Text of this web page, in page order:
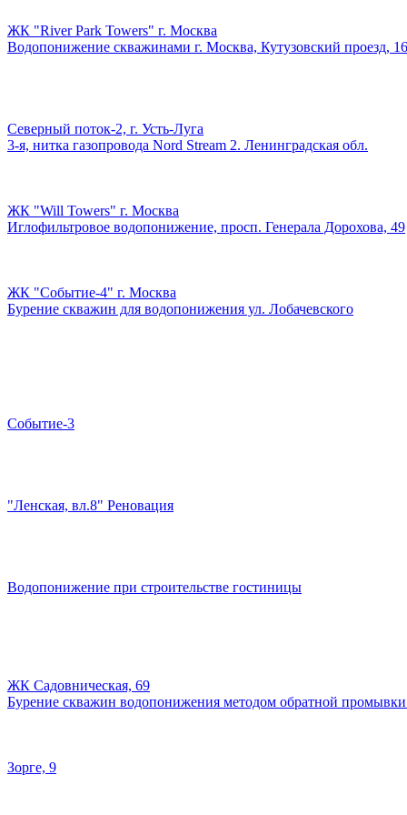
ЖК "River Park Towers" г. Москва
Водопонижение скважинами г. Москва, Кутузовский проезд, 16
Северный поток-2, г. Усть-Луга
3-я, нитка газопровода Nord Stream 2. Ленинградская обл.
ЖК "Will Towers" г. Москва
Иглофильтровое водопонижение, просп. Генерала Дорохова, 49
ЖК "Событие-4" г. Москва
Бурение скважин для водопонижения ул. Лобачевского
Событие-3
"Ленская, вл.8" Реновация
Водопонижение при строительстве гостиницы
ЖК Садовническая, 69
Бурение скважин водопонижения методом обратной
Зорге, 9